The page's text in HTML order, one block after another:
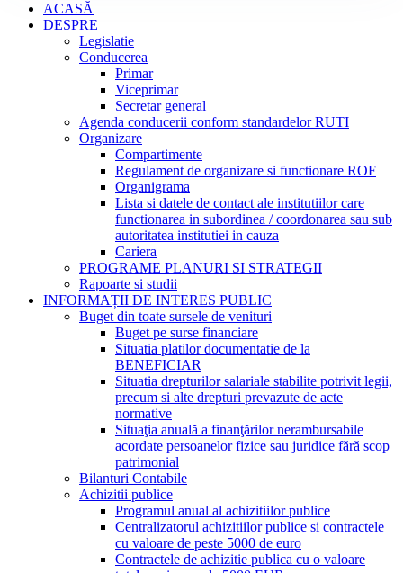
ACASĂ
DESPRE
Legislatie
Conducerea
Primar
Viceprimar
Secretar general
Agenda conducerii conform standardelor RUTI
Organizare
Compartimente
Regulament de organizare si functionare ROF
Organigrama
Lista si datele de contact ale institutiilor care
functionarea in subordinea / coordonarea sau sub
autoritatea institutiei in cauza
Cariera
PROGRAME PLANURI SI STRATEGII
Rapoarte si studii
INFORMAȚII DE INTERES PUBLIC
Buget din toate sursele de venituri
Buget pe surse financiare
Situatia platilor documentatie de la
BENEFICIAR
Situatia drepturilor salariale stabilite potrivit legii,
precum si alte drepturi prevazute de acte
normative
Situaţia anuală a finanţărilor nerambursabile
acordate persoanelor fizice sau juridice fără scop
patrimonial
Bilanturi Contabile
Achizitii publice
Programul anual al achizitiilor publice
Centralizatorul achizitiilor publice si contractele
cu valoare de peste 5000 de euro
Contractele de achizitie publica cu o valoare